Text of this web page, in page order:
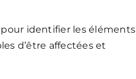
pour identifier les éléments
d’être affectées et